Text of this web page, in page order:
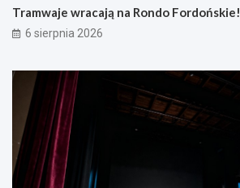
Tramwaje wracają na Rondo Fordońskie!
6 sierpnia 2026